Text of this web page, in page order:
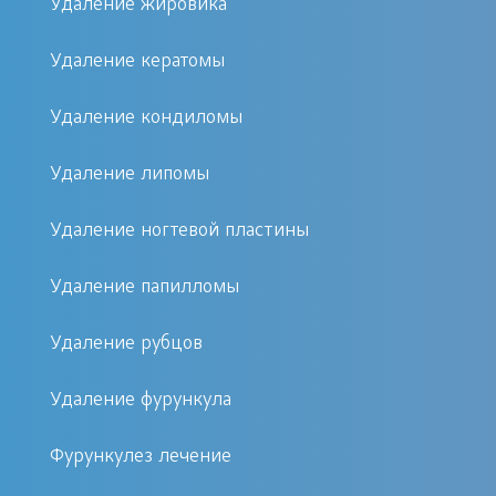
Кишечная палочка.
Клебсиелла.
большое значение имеет
будет основной в случае
консервативного лечения, и
пособии.
Принципы лечения
Удаление жировика
Удаление кератомы
Удаление кондиломы
Удаление липомы
Удаление ногтевой пластины
Удаление папилломы
Удаление рубцов
Удаление фурункула
Фурункулез лечение